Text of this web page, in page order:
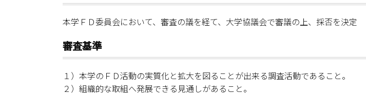
本学ＦＤ委員会において、審査の議を経て、大学協議会で審議の上、採否を決定
審査基準
１）本学のＦＤ活動の実質化と拡大を図ることが出来る調査活動であること。
２）組織的な取組へ発展できる見通しがあること。